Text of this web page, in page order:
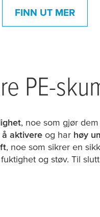
FINN UT MER
PE-
, noe som gjør
aktivere og har høy
, noe som sikrer en
og støv. Til